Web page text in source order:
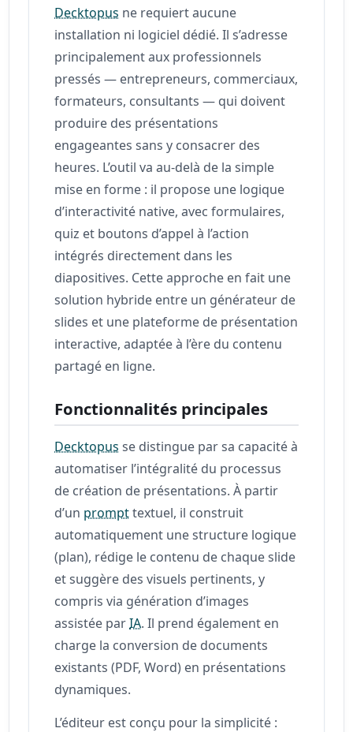
Decktopus ne requiert aucune
installation ni logiciel dédié. Il s’adresse
principalement aux professionnels
pressés — entrepreneurs, commerciaux,
formateurs, consultants — qui doivent
produire des présentations
engageantes sans y consacrer des
heures. L’outil va au-delà de la simple
mise en forme : il propose une logique
d’interactivité native, avec formulaires,
quiz et boutons d’appel à l’action
intégrés directement dans les
diapositives. Cette approche en fait une
solution hybride entre un générateur de
slides et une plateforme de présentation
interactive, adaptée à l’ère du contenu
partagé en ligne.
Fonctionnalités principales
Decktopus se distingue par sa capacité à
automatiser l’intégralité du processus
de création de présentations. À partir
d’un prompttextuel, il construit
automatiquement une structure logique
(plan), rédige le contenu de chaque slide
et suggère des visuels pertinents, y
compris via génération d’images
assistée parIA. Il prend également en
charge la conversion de documents
existants (PDF, Word) en présentations
dynamiques.
L’éditeur est conçu pour la simplicité :